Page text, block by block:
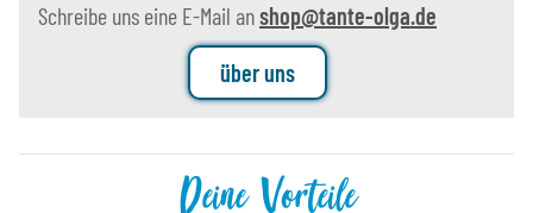
Schreibe uns eine E-Mail anshop@tante-olga.de
über uns
Deine Vorteile